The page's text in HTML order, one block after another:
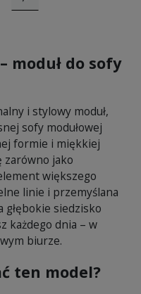
Pinterest
moduł do sofy
i stylowy moduł,
sofy modułowej
formie i miękkiej
zarówno jako
większego
linie i przemyślana
głębokie siedzisko
każdego dnia – w
biurze.
ten model?